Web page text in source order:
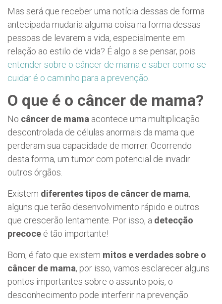
Mas será que receber uma notícia dessas de forma
antecipada mudaria alguma coisa na forma dessas
pessoas de levarem a vida, especialmente em
relação ao estilo de vida? É algo a se pensar, pois
entender sobre o câncer de mama e saber como se
cuidar é o caminho para a prevenção
O que é o câncer de mama?
No câncer de mama acontece uma multiplicação
descontrolada de células anormais da mama que
perderam sua capacidade de morrer. Ocorrendo
desta forma, um tumor com potencial de invadir
outros órgãos.
Existem diferentes tipos de câncer de mama,
alguns que terão desenvolvimento rápido e outros
que crescerão lentamente. Por isso, a detecção
precoce é tão importante!
Bom, é fato que existem mitos e verdades sobre o
câncer de mama, por isso, vamos esclarecer alguns
pontos importantes sobre o assunto pois, o
desconhecimento pode interferir na prevenção.